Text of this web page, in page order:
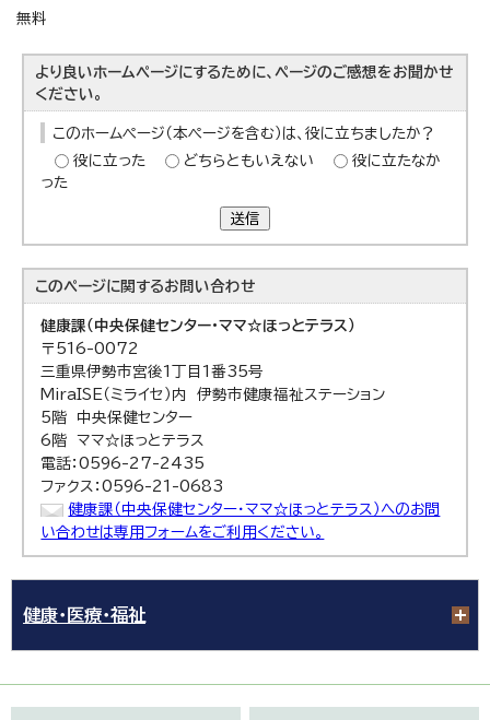
無料
より良いホームページにするために、ページのご感想をお聞かせ
ください。
このホームページ（本ページを含む）は、役に立ちましたか？
役に立った
どちらともいえない
役に立たなか
った
送信
このページに関するお問い合わせ
健康課（中央保健センター・ママ☆ほっとテラス）
〒516-0072
三重県伊勢市宮後1丁目1番35号
MiraISE（ミライセ）内 伊勢市健康福祉ステーション
5階 中央保健センター
6階 ママ☆ほっとテラス
電話：0596-27-2435
ファクス：0596-21-0683
健康課（中央保健センター・ママ☆ほっとテラス）へのお問
い合わせは専用フォームをご利用ください。
健康・医療・福祉